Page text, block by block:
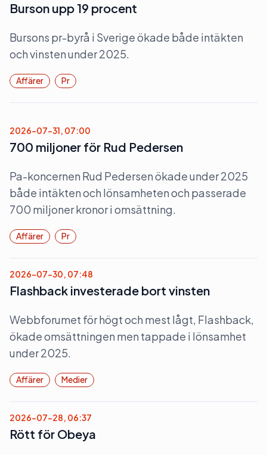
Burson upp 19 procent
Bursons pr-byrå i Sverige ökade både intäkten
och vinsten under 2025.
Affärer Pr
2026-07-31, 07:00
700 miljoner för Rud Pedersen
Pa-koncernen Rud Pedersen ökade under 2025
både intäkten och lönsamheten och passerade
700 miljoner kronor i omsättning.
Affärer Pr
2026-07-30, 07:48
Flashback investerade bort vinsten
Webbforumet för högt och mest lågt, Flashback,
ökade omsättningen men tappade i lönsamhet
under 2025.
Affärer Medier
2026-07-28, 06:37
Rött för Obeya